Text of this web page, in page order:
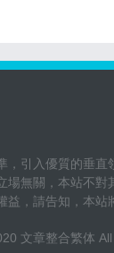
，引入優質的垂直
場無關，本站不對
益，請告知，本站
文章整合繁体